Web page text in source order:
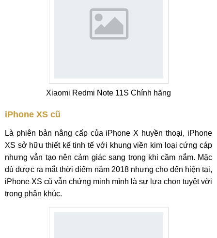
Xiaomi Redmi Note 11S Chính hãng
iPhone XS cũ
Là phiên bản nâng cấp của iPhone X huyền thoại, iPhone
XS sở hữu thiết kế tinh tế với khung viền kim loại cứng cáp
nhưng vẫn tạo nên cảm giác sang trọng khi cầm nắm. Mặc
dù được ra mắt thời điểm năm 2018 nhưng cho đến hiện tại,
iPhone XS cũ vẫn chứng minh mình là sự lựa chọn tuyệt vời
trong phân khúc.